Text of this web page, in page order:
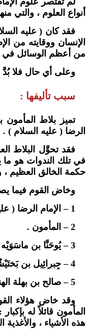
أنواع العلوم ، والتي
فقد كان ( عليه
الإنسان ووقايته من
من أعظم الوسائل في
وعلى أي حال فلا
سبب تأليفها :
تميز بلاط
الرضا ( عليه السلام ) .
فقد تحوَّل البلاط
في تلك الندوات هو ما
حكمة الخالق العظيم
وخاض القوم فيما
1 – الإمام الرضا ( عليه السلام ) .
2 – المأمون .
3 – يُوحَنَّا بن ماسَوَيْه .
4 – جِبرائِيل بن بَختَيْشُوع .
5 – صالح بن بهلة الهندي .
وقد خاض هؤلاء
المأمون قائلاً له
هذه الأشياء ، والأغذية